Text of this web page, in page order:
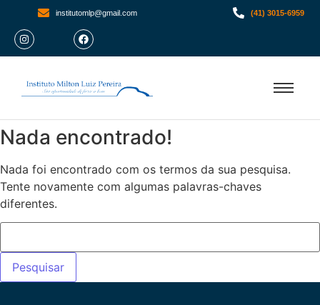
institutomlp@gmail.com (41) 3015-6959
Nada encontrado!
Nada foi encontrado com os termos da sua pesquisa.
Tente novamente com algumas palavras-chaves
diferentes.